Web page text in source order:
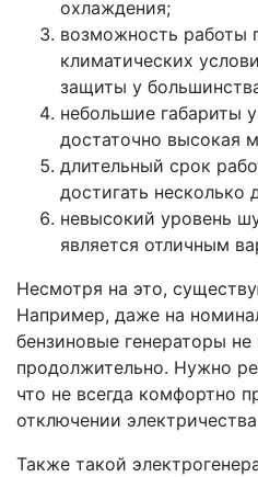
охлаждения;
возможность работы
климатических
защиты у
небольшие габариты
достаточно высокая
длительный срок
достигать несколько
невысокий уровень
является отличным
Несмотря на это,
Например, даже на
бензиновые генераторы не
продолжительно. Нужно
что не всегда комфортно
отключении
Также такой